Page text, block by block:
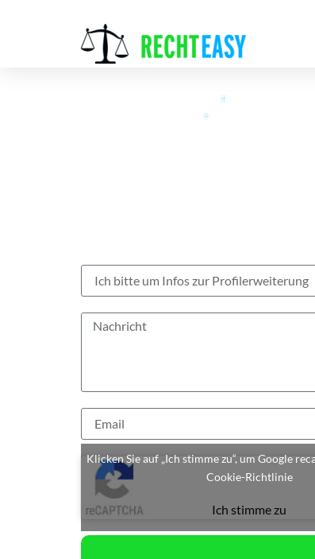
Klicken Sie auf „Ich stimme zu“, um Google
Cookie-Richtlinie
Ich stimme zu